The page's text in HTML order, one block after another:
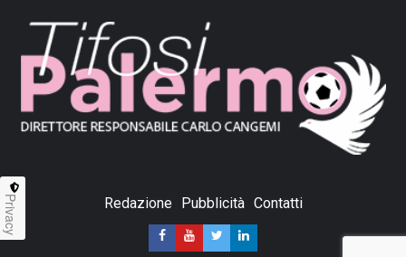
Redazione Pubblicità Contatti
Privacy